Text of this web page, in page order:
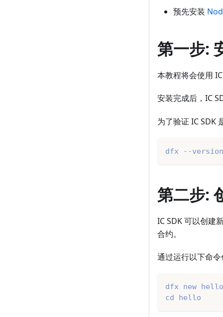
预先安装
第一步:
本教程将会使用
安装完成后，IC
为了验证 IC SDK
dfx --version
第二步:
IC SDK 可以创建
合约。
通过运行以下命
dfx new
cd hello